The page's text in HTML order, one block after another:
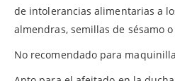
de intolerancias alimentarias a
almendras, semillas de sésamo
No recomendado para